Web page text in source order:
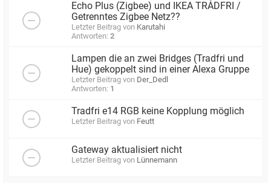
Echo Plus (Zigbee) und IKEA TRÅDFRI /
Getrenntes Zigbee Netz??
Letzter Beitrag von Karutahi
Antworten: 2
Lampen die an zwei Bridges (Tradfri und
Hue) gekoppelt sind in einer Alexa Gruppe
Letzter Beitrag von Der_Dedl
Antworten: 1
Tradfri e14 RGB keine Kopplung möglich
Letzter Beitrag von Feutt
Gateway aktualisiert nicht
Letzter Beitrag von Lünnemann